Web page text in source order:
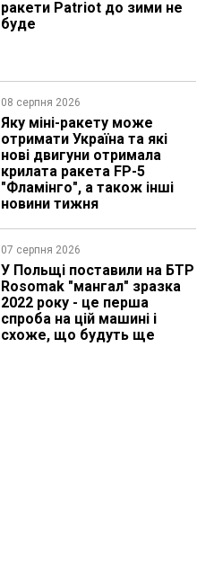
ракети Patriot до зими не
буде
08 серпня 2026
Яку міні-ракету може
отримати Україна та які
нові двигуни отримала
крилата ракета FP-5
"Фламінго", а також інші
новини тижня
07 серпня 2026
У Польщі поставили на БТР
Rosomak "мангал" зразка
2022 року - це перша
спроба на цій машині і
схоже, що будуть ще